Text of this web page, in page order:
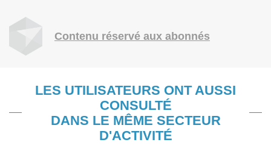
Contenu réservé aux abonnés
LES UTILISATEURS ONT AUSSI
CONSULTÉ
DANS LE MÊME SECTEUR
D'ACTIVITÉ